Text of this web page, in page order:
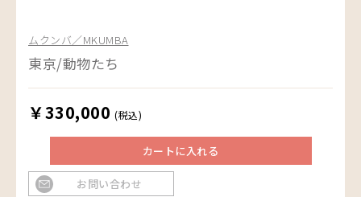
ムクンバ／MKUMBA
東京/動物たち
￥330,000 (税込)
カートに入れる
お問い合わせ